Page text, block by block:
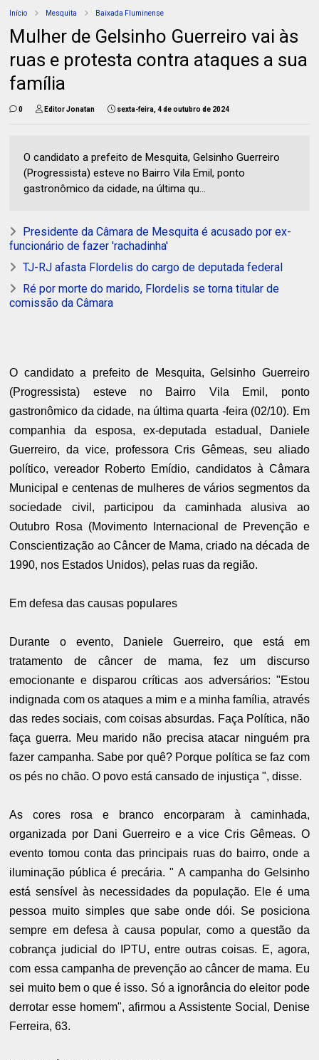
Início Mesquita Baixada Fluminense
Mulher de Gelsinho Guerreiro vai às
ruas e protesta contra ataques a sua
família
0 Editor Jonatan sexta-feira, 4 de outubro de 2024
O candidato a prefeito de Mesquita, Gelsinho Guerreiro
(Progressista) esteve no Bairro Vila Emil, ponto
gastronômico da cidade, na última qu...
Presidente da Câmara de Mesquita é acusado por ex-
funcionário de fazer 'rachadinha'
TJ-RJ afasta Flordelis do cargo de deputada federal
Ré por morte do marido, Flordelis se torna titular de
comissão da Câmara
O candidato a prefeito de Mesquita, Gelsinho Guerreiro
(Progressista) esteve no Bairro Vila Emil, ponto
gastronômico da cidade, na última quarta -feira (02/10). Em
companhia da esposa, ex-deputada estadual, Daniele
Guerreiro, da vice, professora Cris Gêmeas, seu aliado
político, vereador Roberto Emídio, candidatos à Câmara
Municipal e centenas de mulheres de vários segmentos da
sociedade civil, participou da caminhada alusiva ao
Outubro Rosa (Movimento Internacional de Prevenção e
Conscientização ao Câncer de Mama, criado na década de
1990, nos Estados Unidos), pelas ruas da região.
Em defesa das causas populares
Durante o evento, Daniele Guerreiro, que está em
tratamento de câncer de mama, fez um discurso
emocionante e disparou críticas aos adversários: "Estou
indignada com os ataques a mim e a minha família, através
das redes sociais, com coisas absurdas. Faça Política, não
faça guerra. Meu marido não precisa atacar ninguém pra
fazer campanha. Sabe por quê? Porque política se faz com
os pés no chão. O povo está cansado de injustiça ", disse.
As cores rosa e branco encorparam à caminhada,
organizada por Dani Guerreiro e a vice Cris Gêmeas. O
evento tomou conta das principais ruas do bairro, onde a
iluminação pública é precária. " A campanha do Gelsinho
está sensível às necessidades da população. Ele é uma
pessoa muito simples que sabe onde dói. Se posiciona
sempre em defesa à causa popular, como a questão da
cobrança judicial do IPTU, entre outras coisas. E, agora,
com essa campanha de prevenção ao câncer de mama. Eu
sei muito bem o que é isso. Só a ignorância do eleitor pode
derrotar esse homem", afirmou a Assistente Social, Denise
Ferreira, 63.